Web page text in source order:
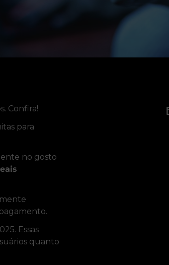
Confira!
para
no gosto
Essas
quanto